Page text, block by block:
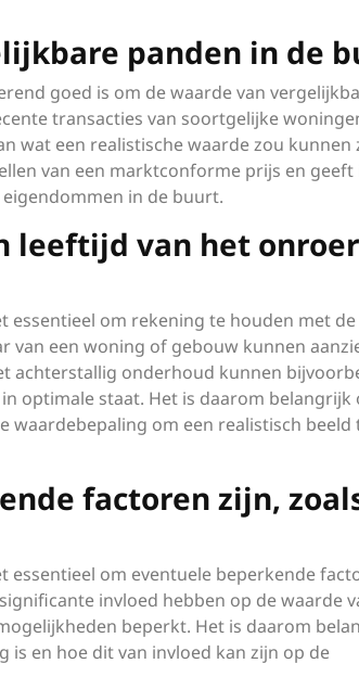
panden in de
goed is om de waarde van
transacties van soortgelijke
wat een realistische waarde zou kunnen
van een marktconforme prijs en geeft
in de buurt.
leeftijd van het
essentieel om rekening te houden met
van een woning of gebouw kunnen
achterstallig onderhoud kunnen
optimale staat. Het is daarom belangrijk
waardebepaling om een realistisch beeld
factoren zijn,
essentieel om eventuele beperkende
invloed hebben op de waarde
beperkt. Het is daarom
en hoe dit van invloed kan zijn op de